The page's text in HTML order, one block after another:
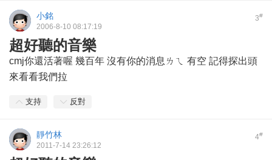
3#
小銘
2006-8-10 08:17:19
超好聽的音樂
cmj你還活著喔 幾百年 沒有你的消息ㄌㄟ 有空 記得探出頭
來看看我們拉
支持 反對
4#
靜竹林
2011-7-14 23:26:12